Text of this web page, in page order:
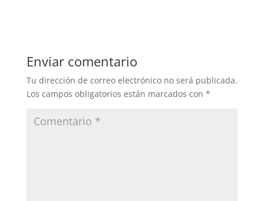
Enviar comentario
Tu dirección de correo electrónico no será publicada.
Los campos obligatorios están marcados con *